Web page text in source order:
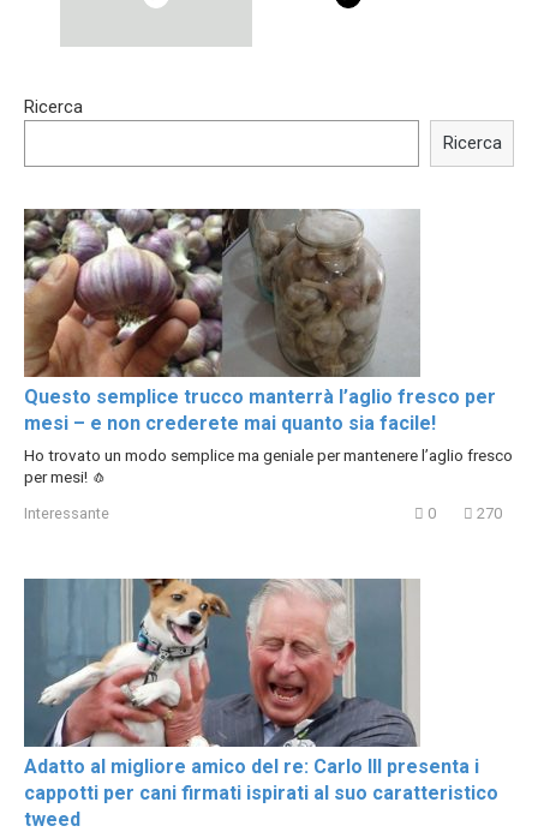
Trying BOLLYWOOD
Shocking illusion - Pretty
Ricerca
Ricerca
Questo semplice trucco manterrà l’aglio fresco per
mesi – e non crederete mai quanto sia facile!
Ho trovato un modo semplice ma geniale per mantenere l’aglio fresco
per mesi! 🧄
Interessante 0 270
Adatto al migliore amico del re: Carlo III presenta i
cappotti per cani firmati ispirati al suo caratteristico
tweed